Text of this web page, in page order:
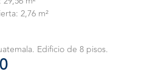
2,76 m²
Edificio de 8 pisos.